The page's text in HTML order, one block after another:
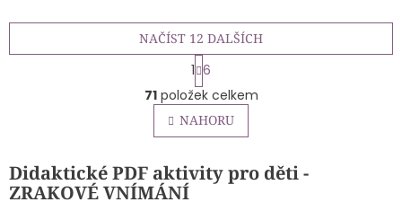
z
hvězdiček.
O
v
l
á
a
NAČÍST 12 DALŠÍCH
S
t
r
á
n
k
v
á
1 6
71položek celkem
NAHORU
Didaktické PDF aktivity pro děti -
ZRAKOVÉ VNÍMÁNÍ